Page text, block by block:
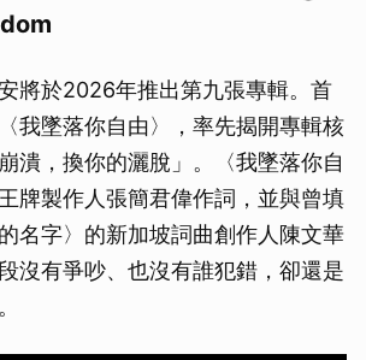
將於2026年推出第九張專輯。首
我墜落你自由〉，率先揭開專輯核
潰，換你的灑脫」。〈我墜落你自
牌製作人張簡君偉作詞，並與曾填
名字〉的新加坡詞曲創作人陳文華
沒有爭吵、也沒有誰犯錯，卻還是